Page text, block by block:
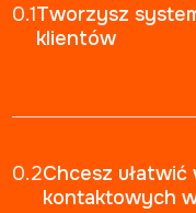
0.1Tworzysz
klientów
0.2Chcesz
kontaktowych